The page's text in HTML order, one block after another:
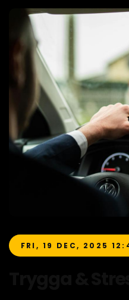
FRI, 19 DEC, 2025